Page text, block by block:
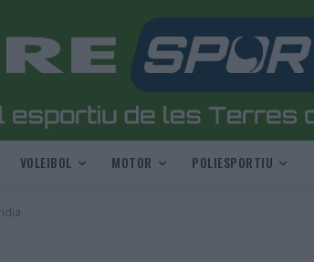
VOLEIBOL MOTOR POLIESPORTIU